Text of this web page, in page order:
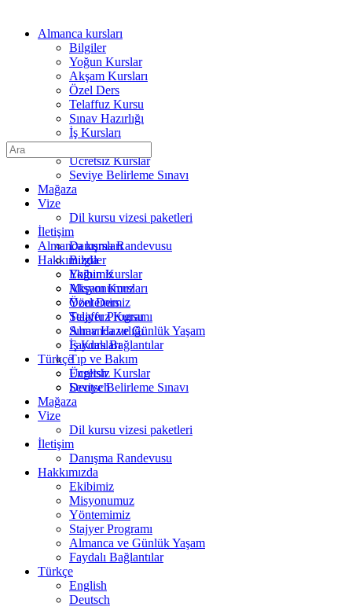
Almanca kursları
Bilgiler
Yoğun Kurslar
Akşam Kursları
Özel Ders
Telaffuz Kursu
Sınav Hazırlığı
İş Kursları
Tıp ve Bakım
Ücretsiz Kurslar
Seviye Belirleme Sınavı
Mağaza
Vize
Dil kursu vizesi paketleri
İletişim
Danışma Randevusu
Hakkımızda
Ekibimiz
Misyonumuz
Yöntemimiz
Stajyer Programı
Almanca ve Günlük Yaşam
Faydalı Bağlantılar
Türkçe
English
Deutsch
Arama:
Almanca kursları
Bilgiler
Yoğun Kurslar
Akşam Kursları
Özel Ders
Telaffuz Kursu
Sınav Hazırlığı
İş Kursları
Tıp ve Bakım
Ücretsiz Kurslar
Seviye Belirleme Sınavı
Mağaza
Vize
Dil kursu vizesi paketleri
İletişim
Danışma Randevusu
Hakkımızda
Ekibimiz
Misyonumuz
Yöntemimiz
Stajyer Programı
Almanca ve Günlük Yaşam
Faydalı Bağlantılar
Türkçe
English
Deutsch